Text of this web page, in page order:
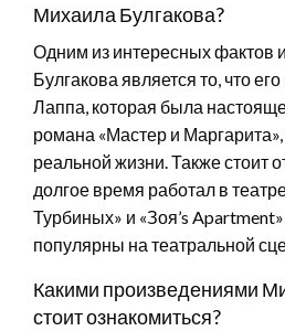
Михаила Булгакова?
Одним из интересных фактов
Булгакова является то, что
Лаппа, которая была
романа «Мастер и
реальной жизни. Также стоит
долгое время работал в
Турбиных» и «Зоя’s
популярны на театральной
Какими произведениями
стоит ознакомиться?